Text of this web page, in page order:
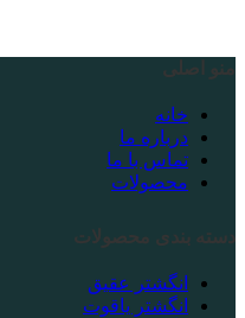
منو اصلی
خانه
درباره ما
تماس با ما
محصولات
دسته بندی محصولات
انگشتر عقیق
انگشتر یاقوت